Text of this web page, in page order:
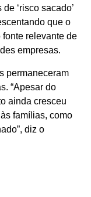
‘risco sacado’
que o
relevante de
empresas.
permaneceram
“Apesar do
ainda cresceu
famílias, como
diz o